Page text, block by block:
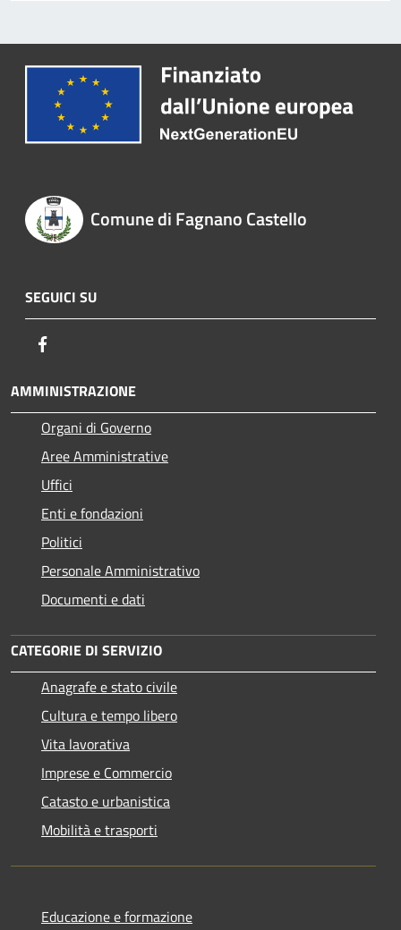
Comune di Fagnano Castello
SEGUICI SU
AMMINISTRAZIONE
Organi di Governo
Aree Amministrative
Uffici
Enti e fondazioni
Politici
Personale Amministrativo
Documenti e dati
CATEGORIE DI SERVIZIO
Anagrafe e stato civile
Cultura e tempo libero
Vita lavorativa
Imprese e Commercio
Catasto e urbanistica
Mobilità e trasporti
Educazione e formazione